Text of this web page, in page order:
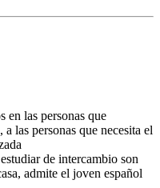
en las personas que
las personas que necesita el
de intercambio son
admite el joven español